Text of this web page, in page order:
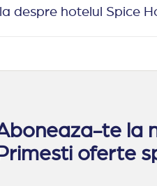
despre hotelul Spice
te la
Primesti oferte